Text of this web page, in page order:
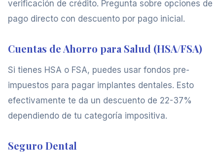
verificación de crédito. Pregunta sobre opciones de
pago directo con descuento por pago inicial.
Cuentas de Ahorro para Salud (HSA/FSA)
Si tienes HSA o FSA, puedes usar fondos pre-
impuestos para pagar implantes dentales. Esto
efectivamente te da un descuento de 22-37%
dependiendo de tu categoría impositiva.
Seguro Dental